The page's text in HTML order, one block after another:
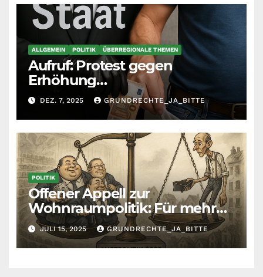
ALLGEMEIN POLITIK ÜBERREGIONALE THEMEN
Aufruf: Protest gegen
Erhöhung
Krankenkassenbeiträge
DEZ. 7, 2025 GRUNDRECHTE_JA_BITTE
POLITIK
Offener Appell zur
Wohnraumpolitik: Für mehr
Fairness zwischen Mietern,
Vermietern und Gesetzgeber
JULI 15, 2025 GRUNDRECHTE_JA_BITTE